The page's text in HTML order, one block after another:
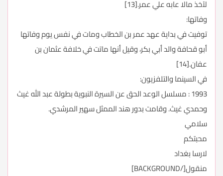
لآخذ مالا عابه علي عمر.[13]
وفاتها:
توفيت في بداية عهد عمر بن الخطاب ومات في نفس يوم وفاتها
أبو قحافة والد أبي بكر، وقيل أنها ماتت في خلافة عثمان بن
عفان.[14]
في السينما والتلفزيون:
1993 : مسلسل الوعد الحق عن السيرة النبوية بطولة عبد الله غيث
وحمدي غيث. وقامت بدور هند الممثل سهير المرشدي.
سلامي
محبتكم
لارسا بغداد
منقول[/BACKGROUND]